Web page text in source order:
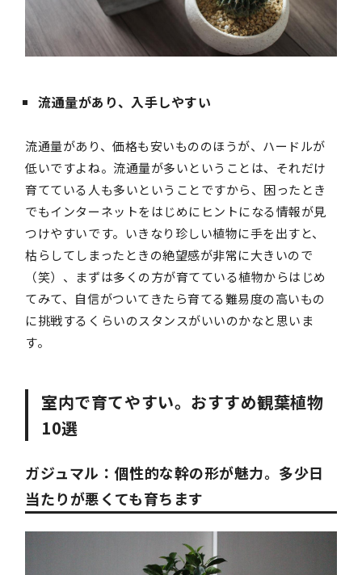
流通量があり、入手しやすい
流通量があり、価格も安いもののほうが、ハードルが
低いですよね。流通量が多いということは、それだけ
育てている人も多いということですから、困ったとき
でもインターネットをはじめにヒントになる情報が見
つけやすいです。いきなり珍しい植物に手を出すと、
枯らしてしまったときの絶望感が非常に大きいので
（笑）、まずは多くの方が育てている植物からはじめ
てみて、自信がついてきたら育てる難易度の高いもの
に挑戦するくらいのスタンスがいいのかなと思いま
す。
室内で育てやすい。おすすめ観葉植物
10選
ガジュマル：個性的な幹の形が魅力。多少日
当たりが悪くても育ちます